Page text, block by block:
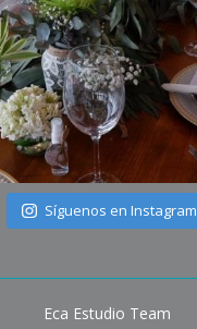
Síguenos en Instagram
Eca Estudio Team